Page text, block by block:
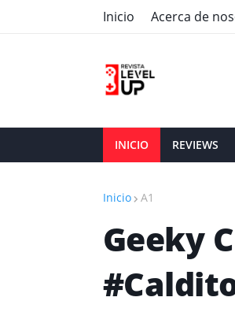
Inicio Acerca de
INICIO REVIEWS
Inicio A1
Geeky